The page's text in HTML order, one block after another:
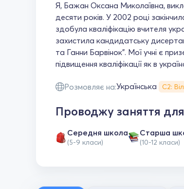
Я, Бажан Оксана Миколаївна,
десяти років. У 2002 році
здобула кваліфікацію вчителя
захистила кандидатську
та Ганни Барвінок". Мої учні є
підвищення кваліфікації як в
Розмовляє на:Українська С2:
Проводжу заняття для
Середня школа
(5-9 класи)
Старша
(10-12 класи)